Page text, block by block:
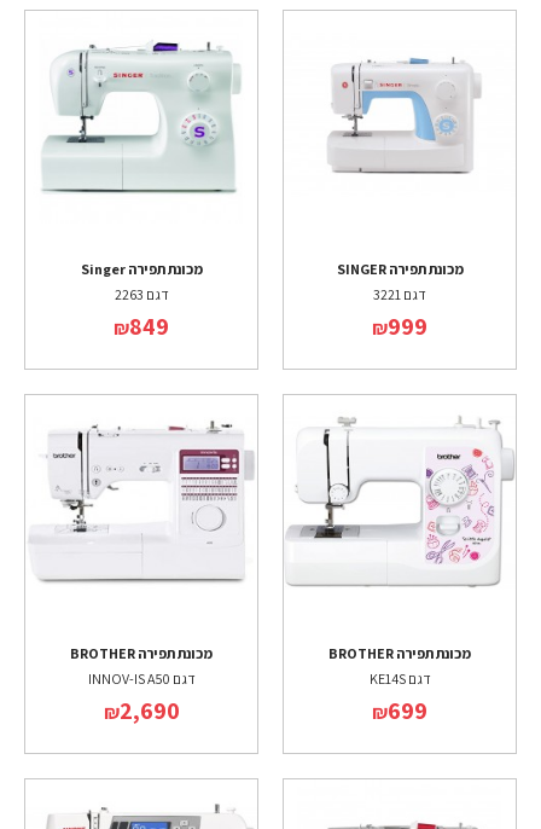
מכונת תפירה SINGER
דגם 3221
₪999
מכונת תפירה Singer
דגם 2263
₪849
מכונת תפירה BROTHER
דגם KE14S
₪699
מכונת תפירה BROTHER
דגם INNOV-IS A50
₪2,690